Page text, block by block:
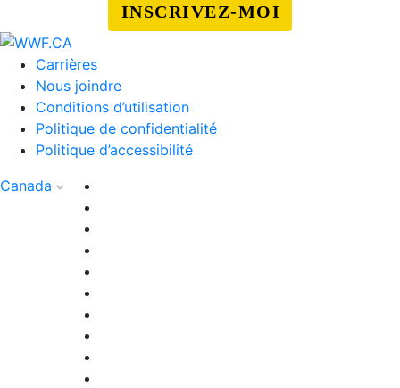
INSCRIVEZ-MOI
Carrières
Nous joindre
Conditions d’utilisation
Politique de confidentialité
Politique d’accessibilité
Canada